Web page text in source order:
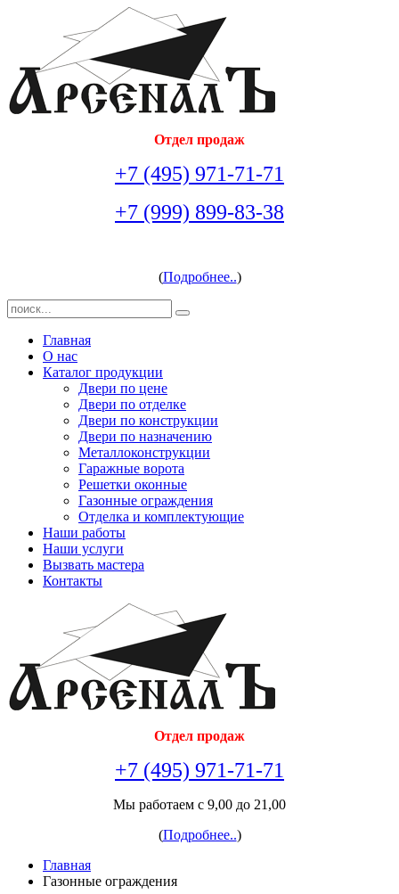
Отдел продаж
+7 (495) 971-71-71
+7 (999) 899-83-38
(Подробнее..)
Главная
О нас
Каталог продукции
Двери по цене
Двери по отделке
Двери по конструкции
Двери по назначению
Металлоконструкции
Гаражные ворота
Решетки оконные
Газонные ограждения
Отделка и комплектующие
Наши работы
Наши услуги
Вызвать мастера
Контакты
Отдел продаж
+7 (495) 971-71-71
Мы работаем с 9,00 до 21,00
(Подробнее..)
Главная
Газонные ограждения